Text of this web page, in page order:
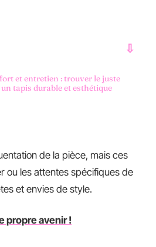
et entretien : trouver le juste
tapis durable et esthétique
de la pièce, mais ces
ou les attentes spécifiques de
et envies de style.
propre avenir !